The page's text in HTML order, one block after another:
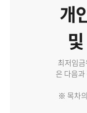
개
최저임
은 다음
※ 목차